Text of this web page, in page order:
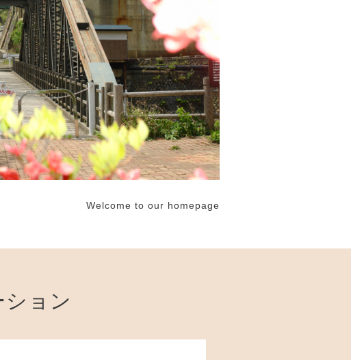
Welcome to our homepage
ョン